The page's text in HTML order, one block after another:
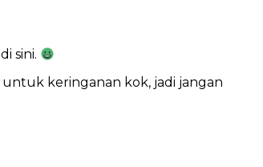
sini.
untuk keringanan kok, jadi jangan